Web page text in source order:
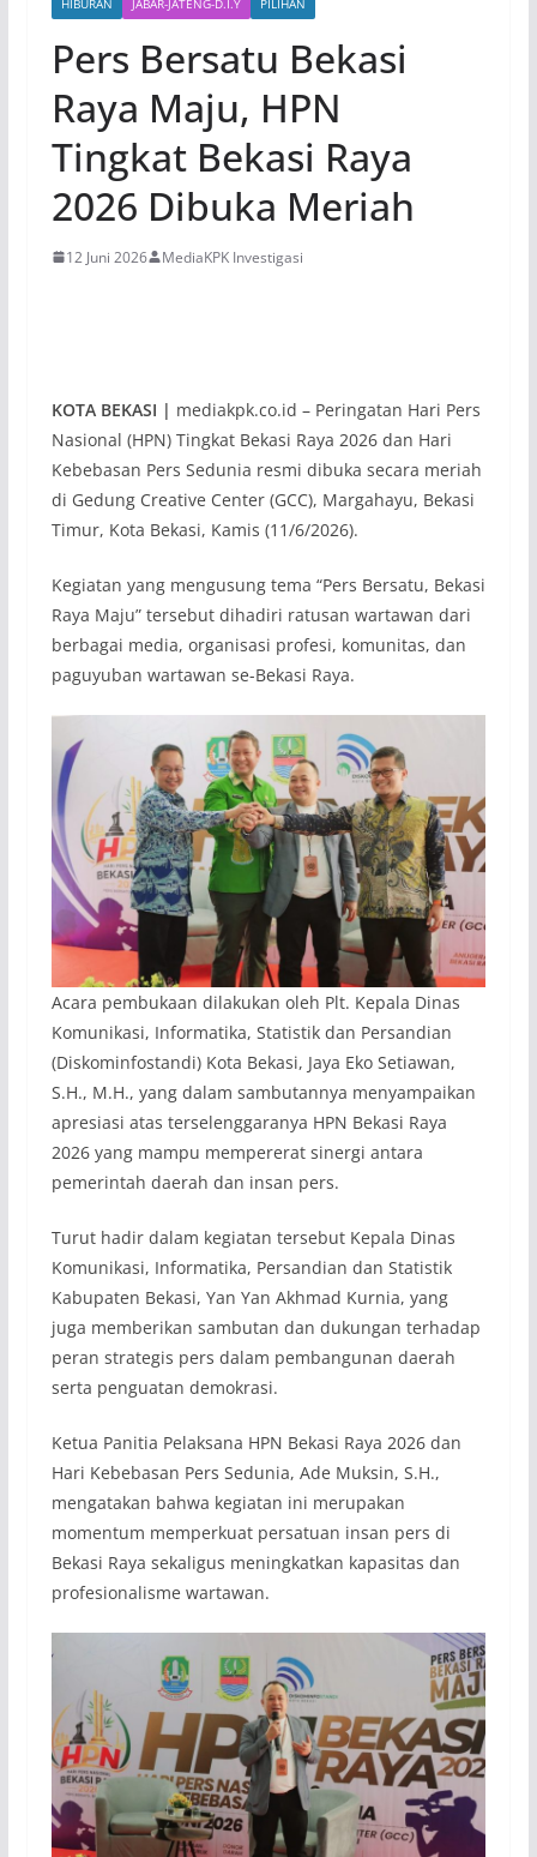
HIBURAN JABAR-JATENG-D.I.Y PILIHAN
Pers Bersatu Bekasi
Raya Maju, HPN
Tingkat Bekasi Raya
2026 Dibuka Meriah
12 Juni 2026 MediaKPK Investigasi
KOTA BEKASI | mediakpk.co.id – Peringatan Hari Pers
Nasional (HPN) Tingkat Bekasi Raya 2026 dan Hari
Kebebasan Pers Sedunia resmi dibuka secara meriah
di Gedung Creative Center (GCC), Margahayu, Bekasi
Timur, Kota Bekasi, Kamis (11/6/2026).
Kegiatan yang mengusung tema “Pers Bersatu, Bekasi
Raya Maju” tersebut dihadiri ratusan wartawan dari
berbagai media, organisasi profesi, komunitas, dan
paguyuban wartawan se-Bekasi Raya.
Acara pembukaan dilakukan oleh Plt. Kepala Dinas
Komunikasi, Informatika, Statistik dan Persandian
(Diskominfostandi) Kota Bekasi, Jaya Eko Setiawan,
S.H., M.H., yang dalam sambutannya menyampaikan
apresiasi atas terselenggaranya HPN Bekasi Raya
2026 yang mampu mempererat sinergi antara
pemerintah daerah dan insan pers.
Turut hadir dalam kegiatan tersebut Kepala Dinas
Komunikasi, Informatika, Persandian dan Statistik
Kabupaten Bekasi, Yan Yan Akhmad Kurnia, yang
juga memberikan sambutan dan dukungan terhadap
peran strategis pers dalam pembangunan daerah
serta penguatan demokrasi.
Ketua Panitia Pelaksana HPN Bekasi Raya 2026 dan
Hari Kebebasan Pers Sedunia, Ade Muksin, S.H.,
mengatakan bahwa kegiatan ini merupakan
momentum memperkuat persatuan insan pers di
Bekasi Raya sekaligus meningkatkan kapasitas dan
profesionalisme wartawan.